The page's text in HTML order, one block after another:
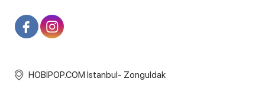
HOBİPOP.COM İstanbul- Zonguldak